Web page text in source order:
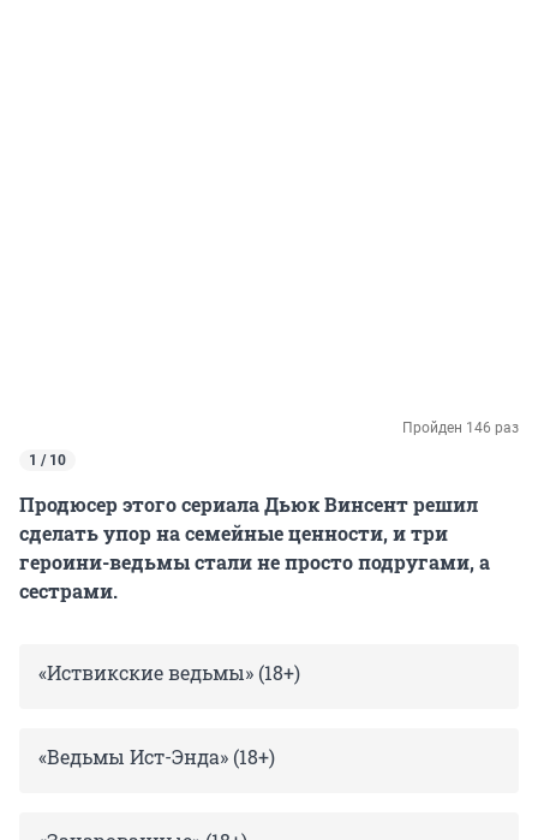
Пройден 146 раз
1 / 10
Продюсер этого сериала Дьюк Винсент решил
сделать упор на семейные ценности, и три
героини-ведьмы стали не просто подругами, а
сестрами.
«Иствикские ведьмы» (18+)
«Ведьмы Ист-Энда» (18+)